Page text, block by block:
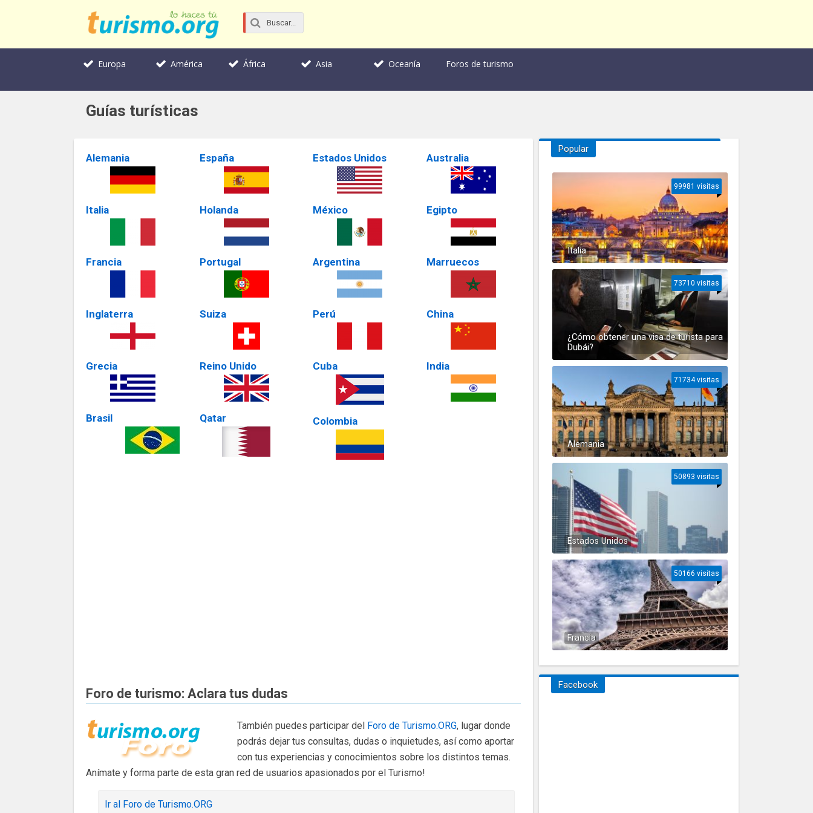
Europa América África Asia Oceanía Foros de turismo
Guías turísticas
Alemania
Italia
Francia
Inglaterra
Grecia
Brasil
España
Holanda
Portugal
Suiza
Reino Unido
Qatar
Estados Unidos
México
Argentina
Perú
Cuba
Colombia
Australia
Egipto
Marruecos
China
India
Foro de turismo: Aclara tus dudas
También puedes participar del Foro de Turismo.ORG, lugar donde
podrás dejar tus consultas, dudas o inquietudes, así como aportar
con tus experiencias y conocimientos sobre los distintos temas.
Anímate y forma parte de esta gran red de usuarios apasionados por el Turismo!
Ir al Foro de Turismo.ORG
Popular
Italia
99981 visitas
¿Cómo obtener una visa de turista para
Dubái?
73710 visitas
Alemania
71734 visitas
Estados Unidos
50893 visitas
Francia
50166 visitas
Facebook